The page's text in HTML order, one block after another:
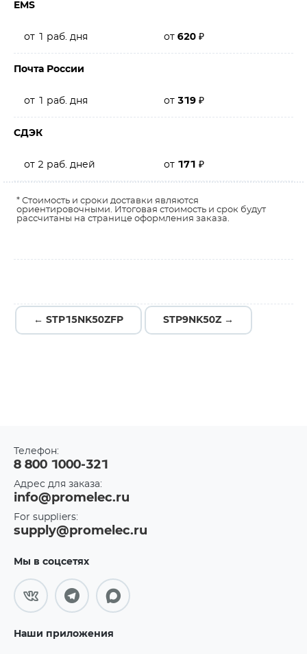
EMS
от 1 раб. дня от 620 ₽
Почта России
от 1 раб. дня от 319 ₽
СДЭК
от 2 раб. дней от 171 ₽
* Стоимость и сроки доставки являются
ориентировочными. Итоговая стоимость и срок будут
рассчитаны на странице оформления заказа.
← STP15NK50ZFP STP9NK50Z →
Телефон:
8 800 1000-321
Адрес для заказа:
info@promelec.ru
For suppliers:
supply@promelec.ru
Мы в соцсетях
Наши приложения